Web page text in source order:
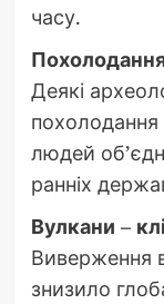
часу.
Деякі
людей
ранніх
Вулкани –
Виверження
знизило